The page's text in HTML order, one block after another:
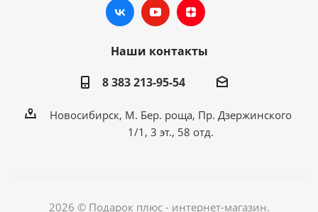
Наши контакты
8 383 213-95-54
Новосибирск, М. Бер. роща, Пр. Дзержинского
1/1, 3 эт., 58 отд.
2026 © Подарок плюс - интернет-магазин.